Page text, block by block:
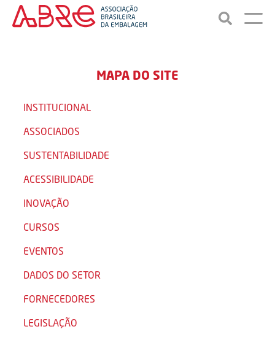
MAPA DO SITE
INSTITUCIONAL
ASSOCIADOS
SUSTENTABILIDADE
ACESSIBILIDADE
INOVAÇÃO
CURSOS
EVENTOS
DADOS DO SETOR
FORNECEDORES
LEGISLAÇÃO